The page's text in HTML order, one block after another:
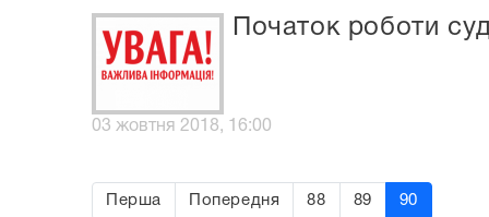
Початок роботи
03 жовтня 2018, 16:00
Перша Попередня 88 89 90